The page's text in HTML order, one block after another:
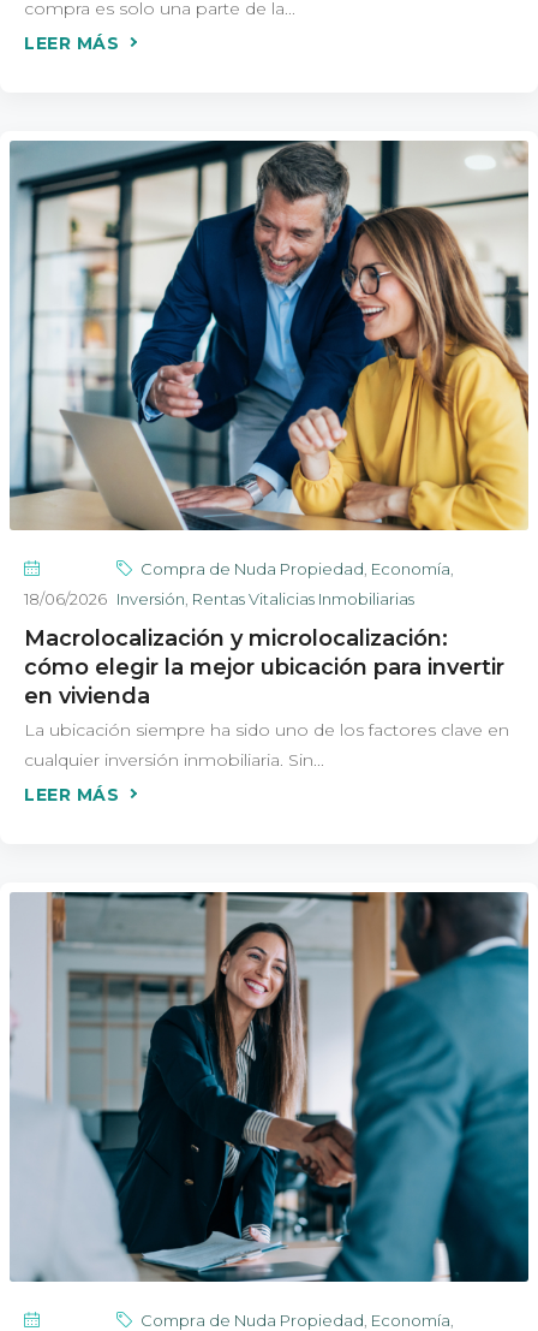
compra es solo una parte de la...
18/06/2026
Compra de Nuda Propiedad Economía
Inversión Rentas Vitalicias Inmobiliarias
Macrolocalización y microlocalización:
cómo elegir la mejor ubicación para invertir
en vivienda
La ubicación siempre ha sido uno de los factores clave en
cualquier inversión inmobiliaria. Sin...
Compra de Nuda Propiedad Economía